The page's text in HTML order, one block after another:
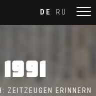
DE RU
ZEITZEUGEN ERINNERN